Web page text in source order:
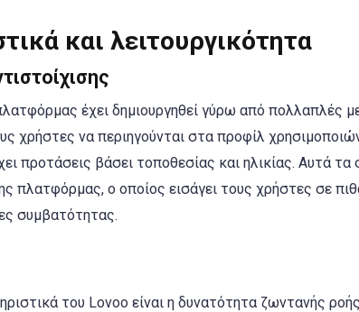
και λειτουργικότητα
έχει δημιουργηθεί γύρω από πολλαπλές
χρήστες να περιηγούνται στα προφίλ
προτάσεις βάσει τοποθεσίας και ηλικίας. Αυτά
πλατφόρμας, ο οποίος εισάγει τους χρήστες σε
συμβατότητας.
του Lovoo είναι η δυνατότητα ζωντανής